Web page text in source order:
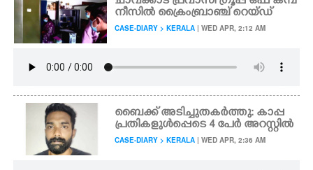
നീസിൽ ക്രൈംബ്രാഞ്ച് റെയ്ഡ്
CASE-DIARY > KERALA | WED APR, 2:12 AM
ബൈക്ക് അടിച്ചുതകർത്തു: കാപ്പ
പ്രതികളുൾപ്പെടെ 4 പേർ അറസ്റ്റിൽ
CASE-DIARY > KERALA | WED APR, 2:36 AM